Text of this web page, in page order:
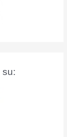
su: